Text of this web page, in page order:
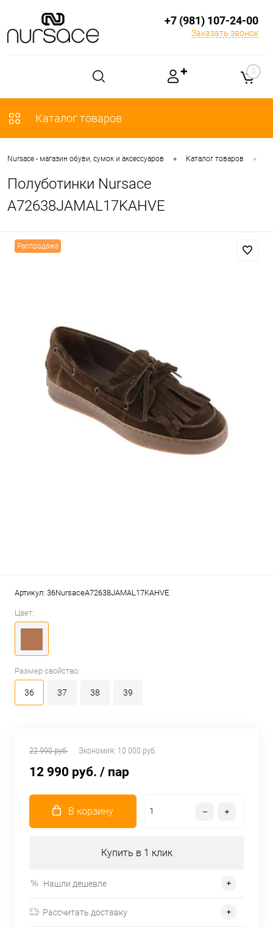
+7 (981) 107-24-00
Заказать звонок
✚ 0
Каталог товаров
Nursace - магазин обуви, сумок и аксессуаров • Каталог товаров •
Полуботинки Nursace
A72638JAMAL17KAHVE
Распродажа
Артикул: 36NursaceA72638JAMAL17KAHVE
Цвет:
Размер свойство:
36 37 38 39
22 990 руб. Экономия: 10 000 руб.
12 990 руб. / пар
В корзину
Купить в 1 клик
Нашли дешевле
Рассчитать доставку